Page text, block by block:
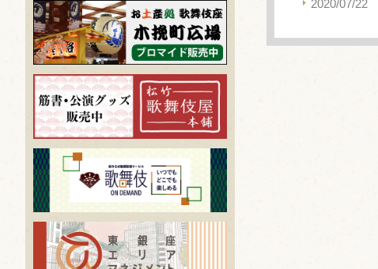
2020/07/22